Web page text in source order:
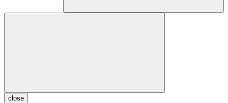
close